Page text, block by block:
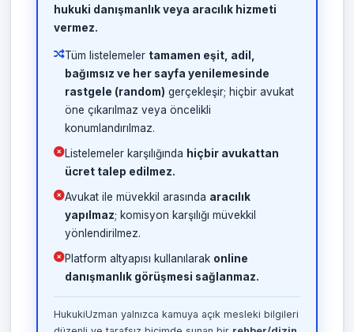
hukuki danışmanlık veya aracılık hizmeti
vermez.
Tüm listelemeler tamamen eşit, adil,
bağımsız ve her sayfa yenilemesinde
rastgele (random) gerçekleşir; hiçbir avukat
öne çıkarılmaz veya öncelikli
konumlandırılmaz.
Listelemeler karşılığında hiçbir avukattan
ücret talep edilmez.
Avukat ile müvekkil arasında aracılık
yapılmaz; komisyon karşılığı müvekkil
yönlendirilmez.
Platform altyapısı kullanılarak online
danışmanlık görüşmesi sağlanmaz.
HukukiUzman yalnızca kamuya açık mesleki bilgileri